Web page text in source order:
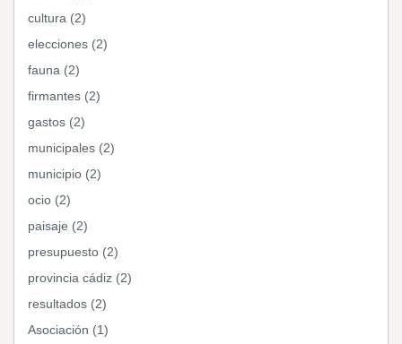
cultura (2)
elecciones (2)
fauna (2)
firmantes (2)
gastos (2)
municipales (2)
municipio (2)
ocio (2)
paisaje (2)
presupuesto (2)
provincia cádiz (2)
resultados (2)
Asociación (1)